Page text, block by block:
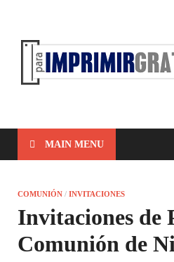
MAIN MENU
COMUNIÓN / INVITACIONES
Invitaciones de
Comunión de